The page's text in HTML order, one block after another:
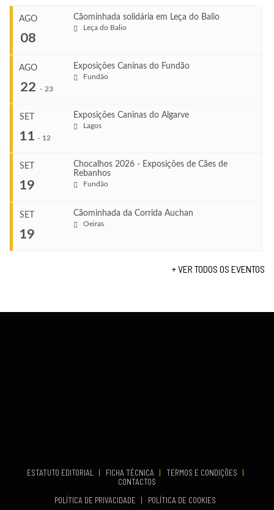
AGO
08
Cãominhada solidária em Leça do Balio
Leça do Balio
COMEÇA
Ago 8, 2026
TERMINA
Ago 8, 2026
Leça do Balio
AGO
22 - 23
Exposições Caninas do Fundão
Fundão
Ago 22, 2026
Ago 23, 2026
VENUE
SET
11 - 12
Exposições Caninas do Algarve
Lagos
Set 11, 2026
SET
19
Chocalhos 2026 - Exposições de Cães de
Rebanhos
Fundão
SET
19
Cãominhada da Corrida Auchan
Oeiras
COMEÇA
+ VER TODOS OS EVENTOS
ESTATUTO EDITORIAL | FICHA TÉCNICA | TERMOS E CONDIÇÕES
|
CONTACTOS
POLÍTICA DE PRIVACIDADE
| POLÍTICA DE COOKIES